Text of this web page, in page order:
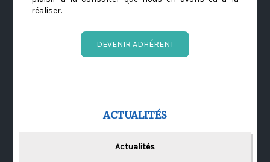
réaliser.
DEVENIR ADHÉRENT
ACTUALITÉS
Actualités